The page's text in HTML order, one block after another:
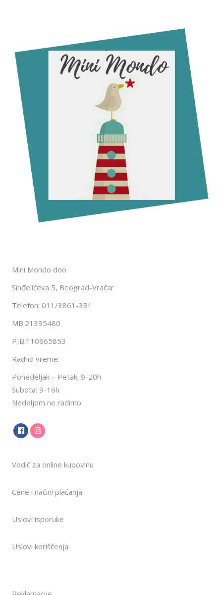
Mini Mondo doo
Sinđelićeva 5, Beograd-Vračar
Telefon: 011/3861-331
MB:21395480
PIB:110865853
Radno vreme:
Ponedeljak – Petak: 9-20h
Subota: 9-16h
Nedeljom ne radimo
Vodič za online kupovinu
Cene i načini plaćanja
Uslovi isporuke
Uslovi korišćenja